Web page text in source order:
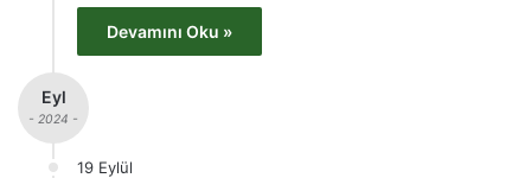
Devamını Oku »
Eyl
- 2024 -
19 Eylül